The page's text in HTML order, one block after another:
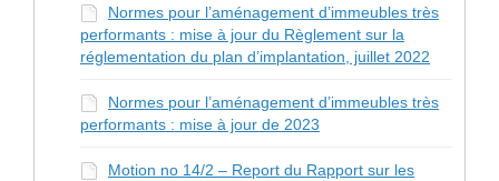
Normes pour l’aménagement d’immeubles très
performants : mise à jour du Règlement sur la
réglementation du plan d’implantation, juillet 2022
Normes pour l’aménagement d’immeubles très
performants : mise à jour de 2023
Motion no 14/2 – Report du Rapport sur les